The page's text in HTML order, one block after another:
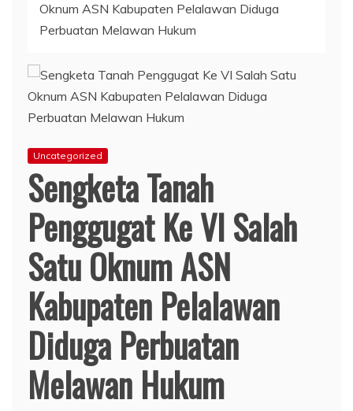
Oknum ASN Kabupaten Pelalawan Diduga
Perbuatan Melawan Hukum
Uncategorized
Sengketa Tanah
Penggugat Ke VI Salah
Satu Oknum ASN
Kabupaten Pelalawan
Diduga Perbuatan
Melawan Hukum